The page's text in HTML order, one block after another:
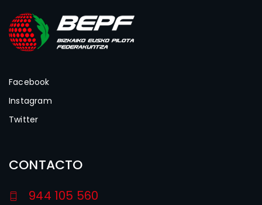
Facebook
Instagram
Twitter
CONTACTO
944 105 560